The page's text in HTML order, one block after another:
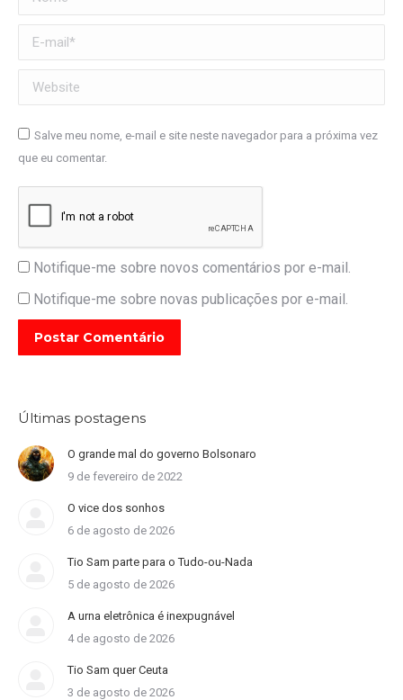
E-mail *
Website
Salve meu nome, e-mail e site neste navegador para a próxima vez
que eu comentar.
Notifique-me sobre novos comentários por e-mail.
Notifique-me sobre novas publicações por e-mail.
Postar Comentário
Últimas postagens
O grande mal do governo Bolsonaro
9 de fevereiro de 2022
O vice dos sonhos
6 de agosto de 2026
Tio Sam parte para o Tudo-ou-Nada
5 de agosto de 2026
A urna eletrônica é inexpugnável
4 de agosto de 2026
Tio Sam quer Ceuta
3 de agosto de 2026